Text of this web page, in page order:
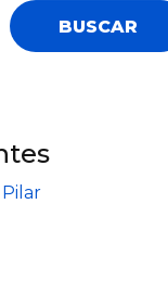
BUSCAR